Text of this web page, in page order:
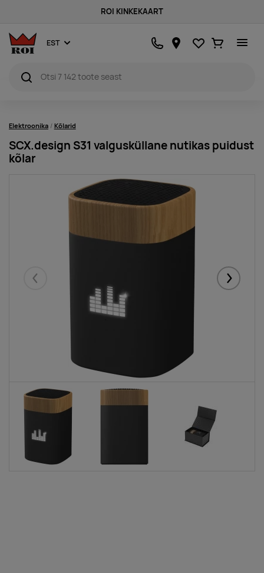
ROI KINKEKAART
EST Lemmikud
Ostukorv
Elektroonika Kõlarid
SCX.design S31 valgusküllane nutikas puidust
kõlar
Eelmised